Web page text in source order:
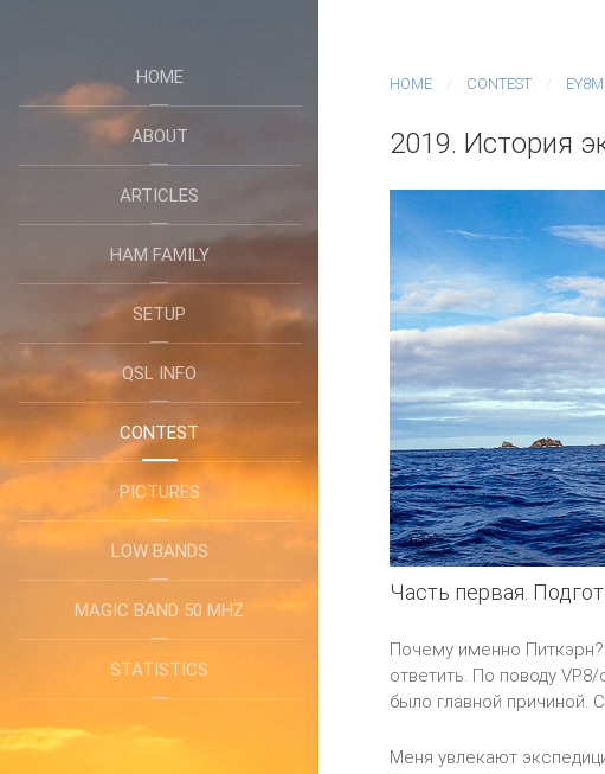
HOME
ABOUT
ARTICLES
HAM FAMILY
SETUP
QSL INFO
CONTEST
PICTURES
LOW BANDS
MAGIC BAND 50 MHZ
STATISTICS
HOME CONTEST
2019. История
Часть первая.
Почему именно
ответить. По поводу
было главной причиной.
Меня увлекают